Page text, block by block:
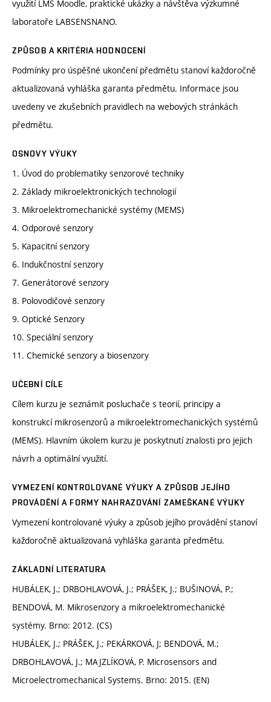
využití LMS Moodle, praktické ukázky a návštěva výzkumné
laboratoře LABSENSNANO.
ZPŮSOB A KRITÉRIA HODNOCENÍ
Podmínky pro úspěšné ukončení předmětu stanoví každoročně
aktualizovaná vyhláška garanta předmětu. Informace jsou
uvedeny ve zkušebních pravidlech na webových stránkách
předmětu.
OSNOVY VÝUKY
1. Úvod do problematiky senzorové techniky
2. Základy mikroelektronických technologií
3. Mikroelektromechanické systémy (MEMS)
4. Odporové senzory
5. Kapacitní senzory
6. Indukčnostní senzory
7. Generátorové senzory
8. Polovodičové senzory
9. Optické Senzory
10. Speciální senzory
11. Chemické senzory a biosenzory
UČEBNÍ CÍLE
Cílem kurzu je seznámit posluchače s teorií, principy a
konstrukcí mikrosenzorů a mikroelektromechanických systémů
(MEMS). Hlavním úkolem kurzu je poskytnutí znalosti pro jejich
návrh a optimální využití.
VYMEZENÍ KONTROLOVANÉ VÝUKY A ZPŮSOB JEJÍHO
PROVÁDĚNÍ A FORMY NAHRAZOVÁNÍ ZAMEŠKANÉ VÝUKY
Vymezení kontrolované výuky a způsob jejího provádění stanoví
každoročně aktualizovaná vyhláška garanta předmětu.
ZÁKLADNÍ LITERATURA
HUBÁLEK, J.; DRBOHLAVOVÁ, J.; PRÁŠEK, J.; BUŠINOVÁ, P.;
BENDOVÁ, M. Mikrosenzory a mikroelektromechanické
systémy. Brno: 2012. (CS)
HUBÁLEK, J.; PRÁŠEK, J.; PEKÁRKOVÁ, J; BENDOVÁ, M.;
DRBOHLAVOVÁ, J.; MAJZLÍKOVÁ, P. Microsensors and
Microelectromechanical Systems. Brno: 2015. (EN)